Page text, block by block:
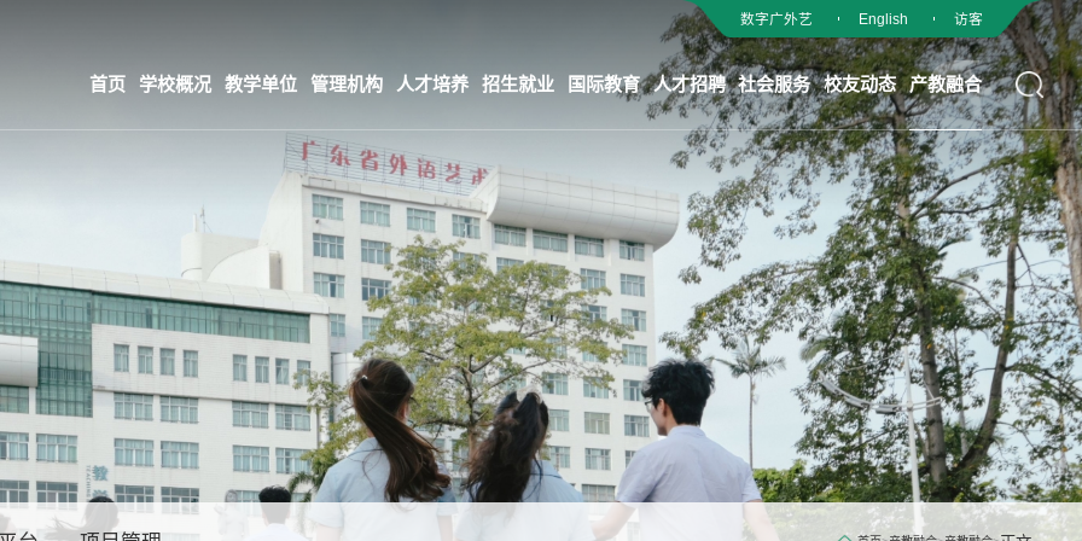
数字广外艺 English 访客
首页 学校概况 教学单位 管理机构 人才培养 招生就业 国际教育 人才招聘 社会服务 校友动态 产教融合